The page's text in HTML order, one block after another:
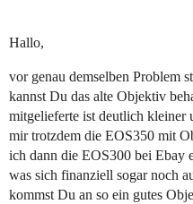
Hallo,
vor genau demselben Problem
kannst Du das alte Objektiv
mitgelieferte ist deutlich kleiner
mir trotzdem die EOS350 mit
ich dann die EOS300 bei Ebay
was sich finanziell sogar noch
kommst Du an so ein gutes